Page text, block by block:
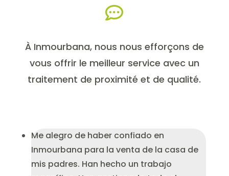

À Inmourbana, nous nous efforçons de
vous offrir le meilleur service avec un
traitement de proximité et de qualité.
Me alegro de haber confiado en
Inmourbana para la venta de la casa de
mis padres. Han hecho un trabajo